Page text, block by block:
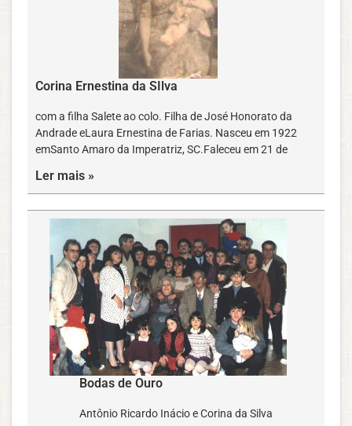
Corina Ernestina da SIlva
com a filha Salete ao colo. Filha de José Honorato da
Andrade eLaura Ernestina de Farias. Nasceu em 1922
emSanto Amaro da Imperatriz, SC.Faleceu em 21 de
Ler mais »
Bodas de Ouro
Antônio Ricardo Inácio e Corina da Silva